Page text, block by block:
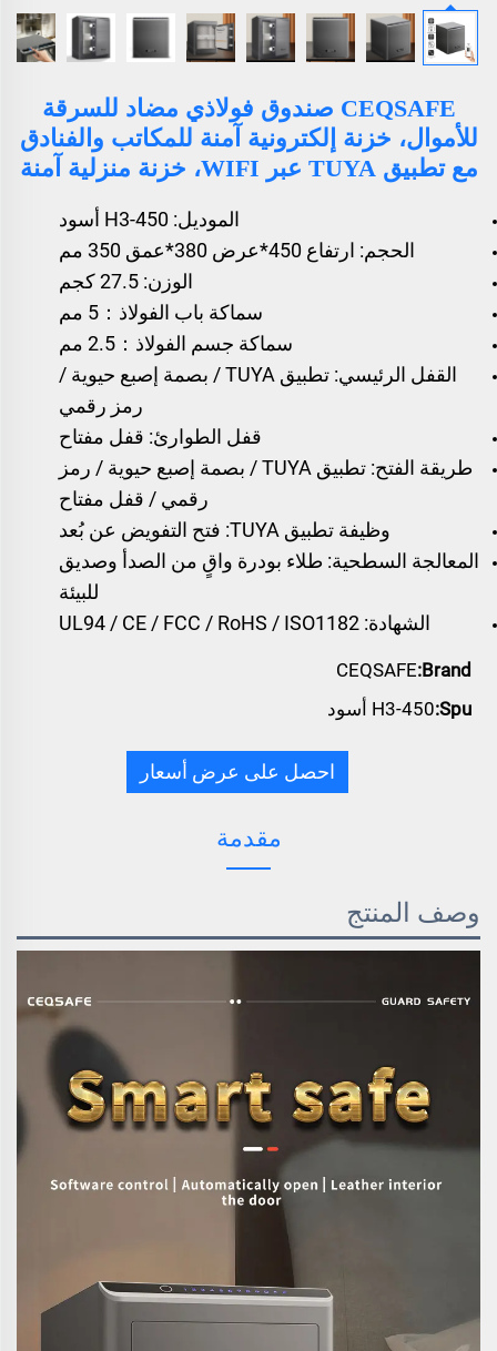
CEQSAFE صندوق فولاذي مضاد للسرقة
للأموال، خزنة إلكترونية آمنة للمكاتب والفنادق
مع تطبيق TUYA عبر WIFI، خزنة منزلية آمنة
الموديل: H3-450 أسود
الحجم: ارتفاع 450*عرض 380*عمق 350 مم
الوزن: 27.5 كجم
سماكة باب الفولاذ：5 مم
سماكة جسم الفولاذ：2.5 مم
القفل الرئيسي: تطبيق TUYA / بصمة إصبع حيوية /
رمز رقمي
قفل الطوارئ: قفل مفتاح
طريقة الفتح: تطبيق TUYA / بصمة إصبع حيوية / رمز
رقمي / قفل مفتاح
وظيفة تطبيق TUYA: فتح التفويض عن بُعد
المعالجة السطحية: طلاء بودرة واقٍ من الصدأ وصديق
للبيئة
الشهادة: UL94 / CE / FCC / RoHS / ISO1182
Brand:
CEQSAFE
Spu: H3-450 أسود
احصل على عرض أسعار
مقدمة
وصف المنتج